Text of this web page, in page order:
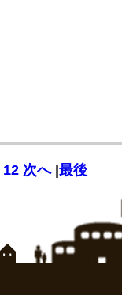
12 次へ| 最後